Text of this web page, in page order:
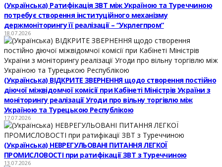
(Українська) Ратифікація ЗВТ між Україною та Туреччиною
потребує створення інституційного механізму
держмоніторингу її реалізації – “Укрлегпром”
18.07.2026
(Українська) ВІДКРИТЕ ЗВЕРНЕННЯ щодо створення постійно
діючої міжвідомчої комісії при Кабінеті Міністрів України з
моніторингу реалізації Угоди про вільну торгівлю між
Україною та Турецькою Республікою
17.07.2026
(Українська) НЕВРЕГУЛЬОВАНІ ПИТАННЯ ЛЕГКОЇ
ПРОМИСЛОВОСТІ при ратифікації ЗВТ з Туреччиною
13.07.2026